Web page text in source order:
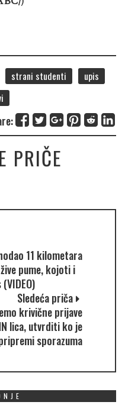
strani studenti
upis
PRIČE
11 kilometara
pume, kojoti i
Sledeća priča
krivične prijave
lica, utvrditi ko je
sporazuma